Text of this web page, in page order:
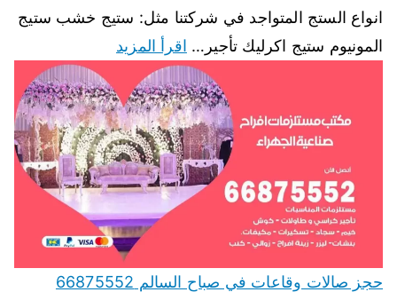
انواع الستج المتواجد في شركتنا مثل: ستيج خشب ستيج
المونيوم ستيج اكرليك تأجير… اقرأ المزيد
حجز صالات وقاعات في صباح السالم 66875552